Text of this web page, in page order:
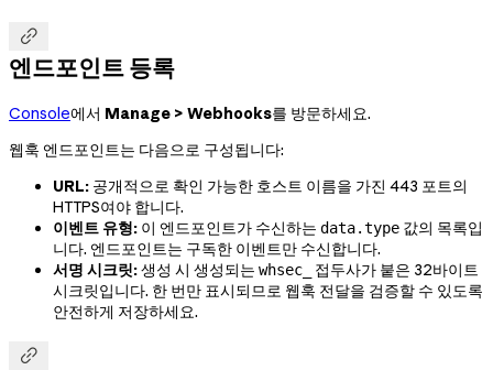

엔드포인트 등록
Console에서 Manage > Webhooks를 방문하세요.
웹훅 엔드포인트는 다음으로 구성됩니다:
URL: 공개적으로 확인 가능한 호스트 이름을 가진 443 포트의
HTTPS여야 합니다.
이벤트 유형: 이 엔드포인트가 수신하는 data.type 값의 목록입
니다. 엔드포인트는 구독한 이벤트만 수신합니다.
서명 시크릿:생성 시 생성되는 whsec_
접두사가 붙은 32바이트
시크릿입니다. 한 번만 표시되므로 웹훅 전달을 검증할 수 있도록
안전하게 저장하세요.
